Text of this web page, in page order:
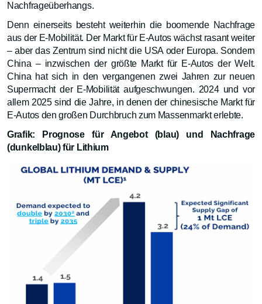
Nachfrageüberhangs.
Denn einerseits besteht weiterhin die boomende Nachfrage
aus der E-Mobilität. Der Markt für E-Autos wächst rasant weiter
– aber das Zentrum sind nicht die USA oder Europa. Sondern
China – inzwischen der größte Markt für E-Autos der Welt.
China hat sich in den vergangenen zwei Jahren zur neuen
Supermacht der E-Mobilität aufgeschwungen. 2024 und vor
allem 2025 sind die Jahre, in denen der chinesische Markt für
E-Autos den großen Durchbruch zum Massenmarkt erlebte.
Grafik: Prognose für Angebot (blau) und Nachfrage
(dunkelblau) für Lithium